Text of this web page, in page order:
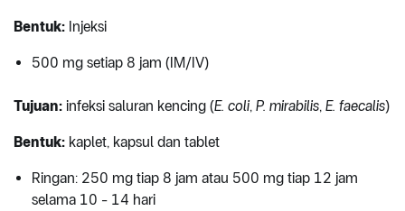
Bentuk: Injeksi
500 mg setiap 8 jam (IM/IV)
Tujuan: infeksi saluran kencing (E. coli, P. mirabilis, E. faecalis)
Bentuk: kaplet, kapsul dan tablet
Ringan: 250 mg tiap 8 jam atau 500 mg tiap 12 jam
selama 10 - 14 hari